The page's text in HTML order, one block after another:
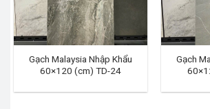
Gạch Malaysia Nhập Khẩu
60×120 (cm) TD-24
Gạch